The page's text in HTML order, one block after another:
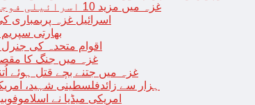
غزہ میں مزید 10 اسرائیلی فوجی ہلاک؛ 2 یرغمالی فوجیوں کی لاشیں بھی برآمد
اسرائیل غزہ
بھارتی
اقوام متحدہ کی
غزہ میں جنگ کا
غزہ میں جتنے بچے قتل ہوئے اُتنےعراق کی 14سالہ جنگ
18 ہزار سے زائدفلسطینی شہید،
امریکی میڈیا نے